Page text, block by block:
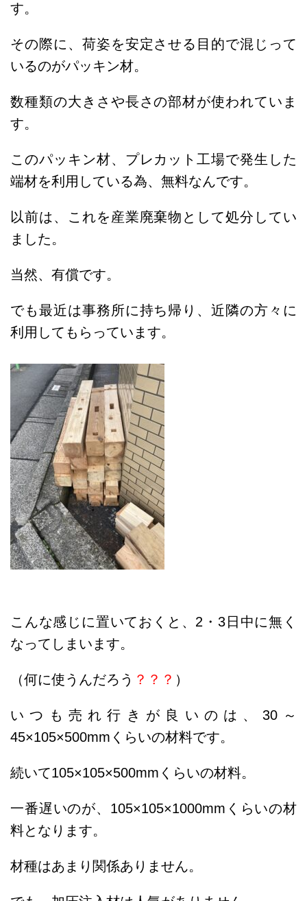
す。
その際に、荷姿を安定させる目的で混じって
いるのがパッキン材。
数種類の大きさや長さの部材が使われていま
す。
このパッキン材、プレカット工場で発生した
端材を利用している為、無料なんです。
以前は、これを産業廃棄物として処分してい
ました。
当然、有償です。
でも最近は事務所に持ち帰り、近隣の方々に
利用してもらっています。
こんな感じに置いておくと、2・3日中に無く
なってしまいます。
（何に使うんだろう ？？？ ）
いつも売れ行きが良いのは、30～
45×105×500mmくらいの材料です。
続いて105×105×500mmくらいの材料。
一番遅いのが、105×105×1000mmくらいの材
料となります。
材種はあまり関係ありません。